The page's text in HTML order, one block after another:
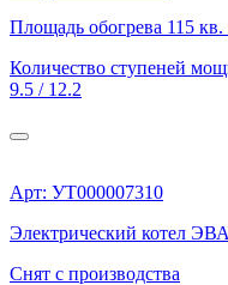
Площадь обогрева 115
Количество ступеней
9.5 / 12.2
Арт: УТ000007310
Электрический котел
Снят с производства